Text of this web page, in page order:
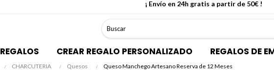
¡ Envío en 24h gratis a partir de 50€ !
REGALOS CREAR REGALO PERSONALIZADO REGALOS DE
CHARCUTERIA Quesos Queso Manchego Artesano Reserva de 12 Meses